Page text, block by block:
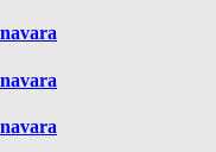
navara
navara
navara